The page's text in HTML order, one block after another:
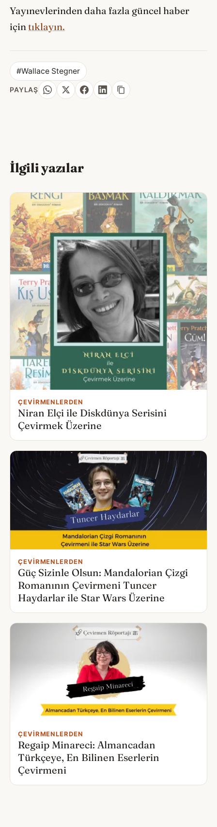
Yayınevlerinden daha fazla güncel haber
için tıklayın.
#Wallace Stegner
PAYLAŞ
İlgili yazılar
ÇEVIRMENLERDEN
Niran Elçi ile Diskdünya Serisini
Çevirmek Üzerine
ÇEVIRMENLERDEN
Güç Sizinle Olsun: Mandalorian Çizgi
Romanının Çevirmeni Tuncer
Haydarlar ile Star Wars Üzerine
ÇEVIRMENLERDEN
Regaip Minareci: Almancadan
Türkçeye, En Bilinen Eserlerin
Çevirmeni